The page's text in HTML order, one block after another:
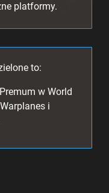
platformy.
to:
w World
i